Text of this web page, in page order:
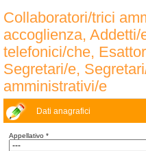
Collaboratori/trici
accoglienza,
telefonici/che,
Segretari/e,
amministrativi/e
Dati anagrafici
Appellativo *